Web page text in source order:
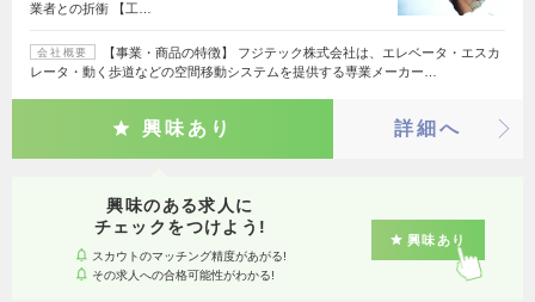
業者との折衝 【工…
会社概要
【事業・商品の特徴】 フジテック株式会社は、エレベータ・エスカ
レータ・動く歩道などの空間移動システムを提供する専業メーカー…
興味あり 詳細へ
興味のある求人に
チェックをつけよう!
スカウトのマッチング精度があがる!
その求人への合格可能性がわかる!
興味あり